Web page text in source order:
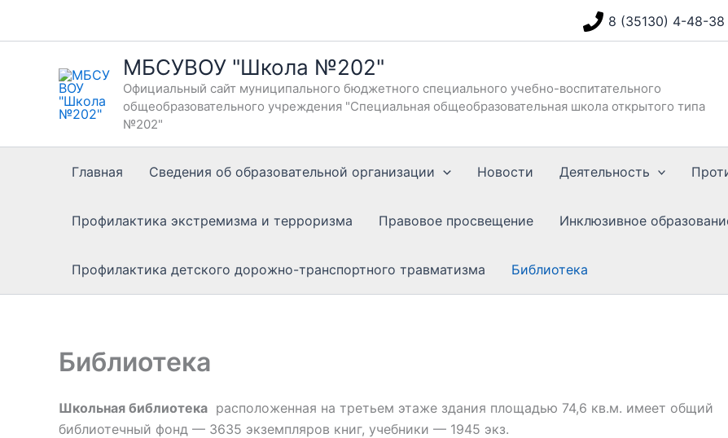
8 (35130) 4-48-38
МБСУВОУ "Школа №202"
Официальный сайт муниципального бюджетного специального учебно-воспитательного
общеобразовательного учреждения "Специальная общеобразовательная школа открытого типа
№202"
Главная Сведения об образовательной организации Новости Деятельность
Профилактика экстремизма и терроризма Правовое просвещение Инклюзивное
Профилактика детского дорожно-транспортного травматизма Библиотека
Библиотека
Школьная библиотека расположенная на третьем этаже здания площадью 74,6 кв.м. имеет общий
библиотечный фонд — 3635 экземпляров книг, учебники — 1945 экз.